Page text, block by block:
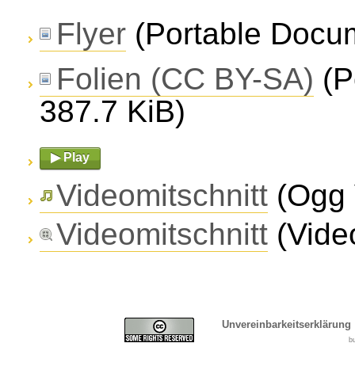
Flyer(Portable
Folien (CC BY-SA)
387.7 KiB)
▶ Play
Videomitschnitt(Ogg
Videomitschnitt
Unvereinbarkeitserklärung